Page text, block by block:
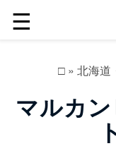
☰
□» 北海道
マルカ